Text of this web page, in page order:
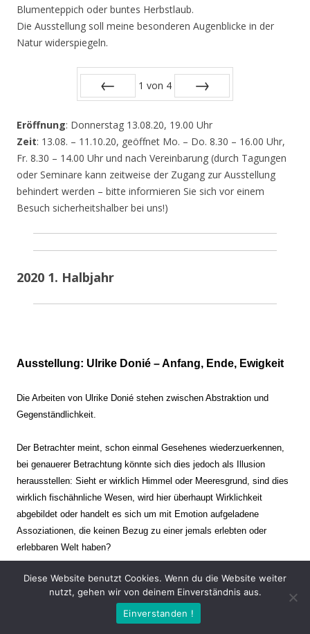
Blumenteppich oder buntes Herbstlaub.
Die Ausstellung soll meine besonderen Augenblicke in der
Natur widerspiegeln.
1 von 4
Eröffnung: Donnerstag 13.08.20, 19.00 Uhr
Zeit: 13.08. – 11.10.20, geöffnet Mo. – Do. 8.30 – 16.00 Uhr,
Fr. 8.30 – 14.00 Uhr und nach Vereinbarung (durch Tagungen
oder Seminare kann zeitweise der Zugang zur Ausstellung
behindert werden – bitte informieren Sie sich vor einem
Besuch sicherheitshalber bei uns!)
2020 1. Halbjahr
Ausstellung: Ulrike Donié – Anfang, Ende, Ewigkeit
Die Arbeiten von Ulrike Donié stehen zwischen Abstraktion und
Gegenständlichkeit.
Der Betrachter meint, schon einmal Gesehenes wiederzuerkennen,
bei genauerer Betrachtung könnte sich dies jedoch als Illusion
herausstellen: Sieht er wirklich Himmel oder Meeresgrund, sind dies
wirklich fischähnliche Wesen, wird hier überhaupt Wirklichkeit
abgebildet oder handelt es sich um mit Emotion aufgeladene
Assoziationen, die keinen Bezug zu einer jemals erlebten oder
erlebbaren Welt haben?
Verharren und Dynamik stehen sich dabei gegenüber. Zeit steht still
oder verrinnt im Nu. Es soll dabei eine Spannung, auch farblich, bis
zur Schmerzgrenze erzeugt werden. Die Arbeiten stellen ambivalente
Diese Website benutzt Cookies. Wenn du die Website weiter
nutzt, gehen wir von deinem Einverständnis aus.
Einverstanden !